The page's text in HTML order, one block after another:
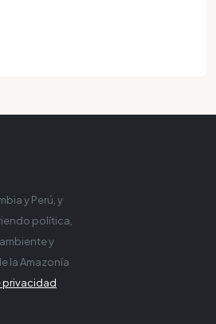
y Perú, y
política,
y
la Amazonía
privacidad